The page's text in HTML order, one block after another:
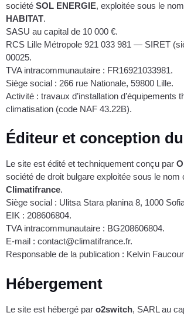
société SOL ENERGIE, exploitée sous le
HABITAT.
SASU au capital de 10 000 €.
RCS Lille Métropole 921 033 981 — SIRET
00025.
TVA intracommunautaire : FR16921033981.
Siège social : 266 rue Nationale, 59800 Lille.
Activité : travaux d’installation d’équipements
climatisation (code NAF 43.22B).
Éditeur et conception
Le site est édité et techniquement conçu par
société de droit bulgare exploitée sous le nom
Climatifrance.
Siège social : Ulitsa Stara planina 8, 1000
EIK : 208606804.
TVA intracommunautaire : BG208606804.
E-mail : contact@climatifrance.fr.
Responsable de la publication : Kelvin
Hébergement
Le site est hébergé par o2switch, SARL au